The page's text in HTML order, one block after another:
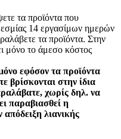
τα προϊόντα που
14 εργασίμων ημερών
τα προϊόντα. Στην
μόνο το άμεσο κόστος
εφόσον τα προϊόντα
βρίσκονται στην ίδια
χωρίς δηλ. να
παραβιασθεί η
λιανικής